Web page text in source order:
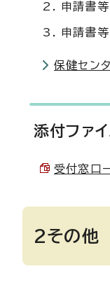
申請書
申請書
保健セン
添付ファ
受付窓口
2その他